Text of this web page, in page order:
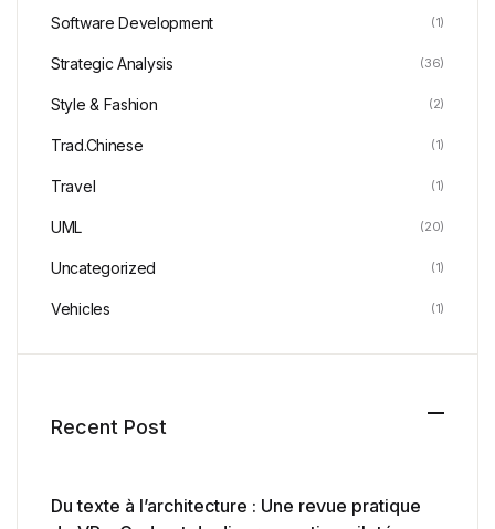
Software Development (1)
Strategic Analysis (36)
Style & Fashion (2)
Trad.Chinese (1)
Travel (1)
UML (20)
Uncategorized (1)
Vehicles (1)
Recent Post
Du texte à l’architecture : Une revue pratique